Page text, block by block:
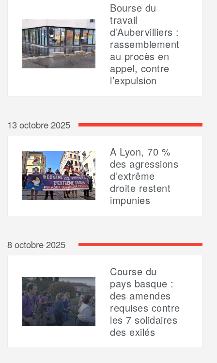
Bourse du
travail
d’Aubervilliers :
rassemblement
au procès en
appel, contre
l’expulsion
13 octobre 2025
A Lyon, 70 %
des agressions
d’extrême
droite restent
impunies
8 octobre 2025
Course du
pays basque :
des amendes
requises contre
les 7 solidaires
des exilés